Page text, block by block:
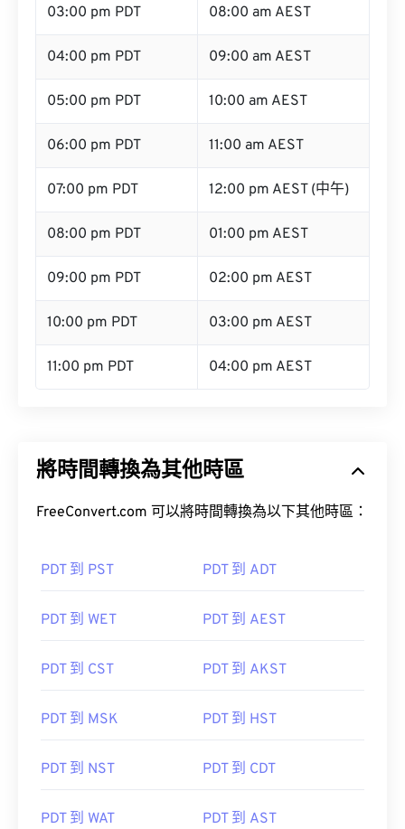
03:00 pm PDT 08:00 am AEST
04:00 pm PDT 09:00 am AEST
05:00 pm PDT 10:00 am AEST
06:00 pm PDT 11:00 am AEST
07:00 pm PDT 12:00 pm AEST (中午)
08:00 pm PDT 01:00 pm AEST
09:00 pm PDT 02:00 pm AEST
10:00 pm PDT 03:00 pm AEST
11:00 pm PDT 04:00 pm AEST
將時間轉換為其他時區
FreeConvert.com 可以將時間轉換為以下其他時區：
PDT 到 PST PDT 到 ADT
PDT 到 WET PDT 到 AEST
PDT 到 CST PDT 到 AKST
PDT 到 MSK PDT 到 HST
PDT 到 NST PDT 到 CDT
PDT 到 WAT PDT 到 AST